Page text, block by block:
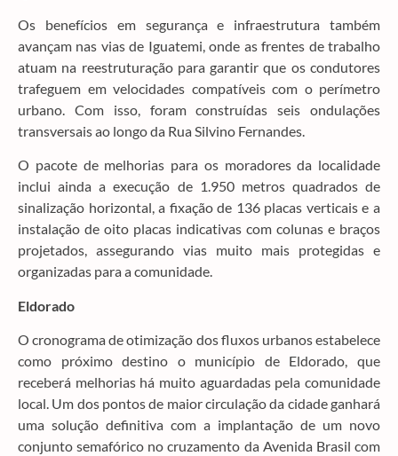
Os benefícios em segurança e infraestrutura também
avançam nas vias de Iguatemi, onde as frentes de trabalho
atuam na reestruturação para garantir que os condutores
trafeguem em velocidades compatíveis com o perímetro
urbano. Com isso, foram construídas seis ondulações
transversais ao longo da Rua Silvino Fernandes.
O pacote de melhorias para os moradores da localidade
inclui ainda a execução de 1.950 metros quadrados de
sinalização horizontal, a fixação de 136 placas verticais e a
instalação de oito placas indicativas com colunas e braços
projetados, assegurando vias muito mais protegidas e
organizadas para a comunidade.
Eldorado
O cronograma de otimização dos fluxos urbanos estabelece
como próximo destino o município de Eldorado, que
receberá melhorias há muito aguardadas pela comunidade
local. Um dos pontos de maior circulação da cidade ganhará
uma solução definitiva com a implantação de um novo
conjunto semafórico no cruzamento da Avenida Brasil com